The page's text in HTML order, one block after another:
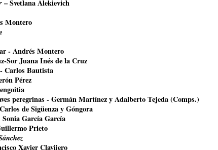
– Svetlana Alekievich
Montero
- Andrés Montero
Sor Juana Inés de la Cruz
Carlos Bautista
Pérez
peregrinas - Germán Martínez y Adalberto Tejeda (Comps.)
de Sigüenza y Góngora
Sonia García García
Prieto
Xavier Clavijero